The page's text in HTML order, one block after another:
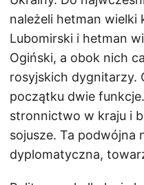
należeli hetman wielki
Lubomirski i hetman
Ogiński, a obok nich
rosyjskich dygnitarzy.
początku dwie
stronnictwo w kraju i
sojusze. Ta podwójna
dyplomatyczna,